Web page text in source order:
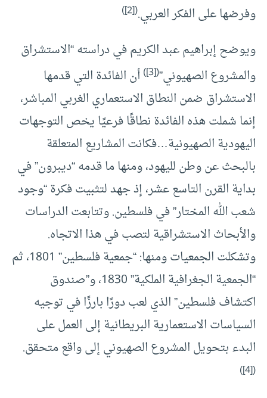
وفرضها على الفكر العربي.(
[2]
)
ويوضح إبراهيم عبد الكريم في دراسته “الاستشراق
والمشروع الصهيوني”(
[3]
) أن الفائدة التي قدمها
الاستشراق ضمن النطاق الاستعماري الغربي المباشر،
إنما شملت هذه الفائدة نطاقًا فرعيًا يخص التوجهات
اليهودية الصهيونية…فكانت المشاريع المتعلقة
بالبحث عن وطن لليهود، ومنها ما قدمه “ديبرون” في
بداية القرن التاسع عشر، إذ جهد لتثبيت فكرة “وجود
شعب الله المختار” في فلسطين. وتتابعت الدراسات
والأبحاث الاستشراقية لتصب في هذا الاتجاه.
وتشكلت الجمعيات ومنها: “جمعية فلسطين” 1801، ثم
“الجمعية الجغرافية الملكية” 1830، و”صندوق
اكتشاف فلسطين” الذي لعب دورًا بارزًا في توجيه
السياسات الاستعمارية البريطانية إلى العمل على
البدء بتحويل المشروع الصهيوني إلى واقع متحقق.
(
[4]
)